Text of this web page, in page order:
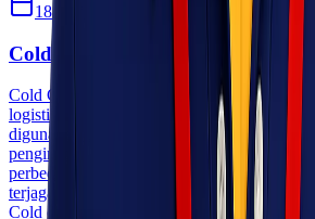
18 Juni 2026 Sherly
Cold Chain vs Non-Cold Chain:
Cold Chain vs Non-Cold Chain: Apa
logistik dan distribusi, istilah cold chain dan
digunakan untuk membedakan metode
pengiriman barang berdasarkan kebutuhan
perbedaan keduanya sangat penting agar
terjaga hingga sampai ke tangan penerima.
Cold chain adalah sistem logistik yang